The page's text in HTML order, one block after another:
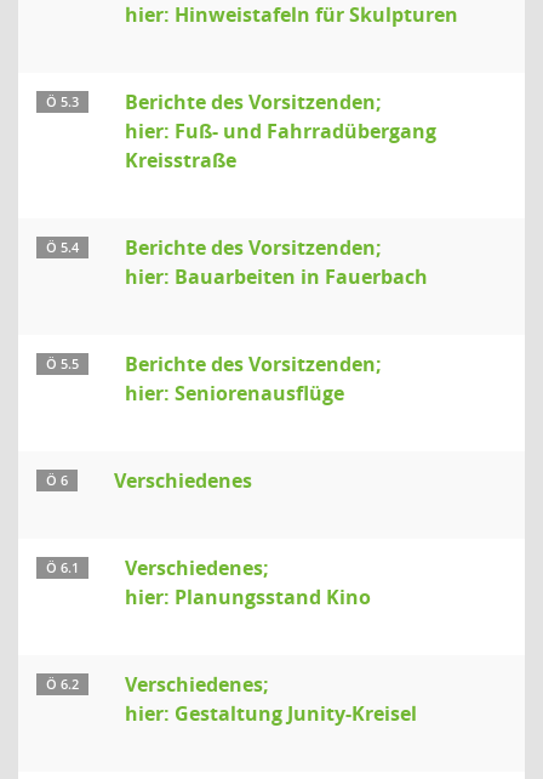
hier: Hinweistafeln für Skulpturen
Ö 5.3
Berichte des Vorsitzenden;
hier: Fuß- und Fahrradübergang
Kreisstraße
Ö 5.4
Berichte des Vorsitzenden;
hier: Bauarbeiten in Fauerbach
Ö 5.5
Berichte des Vorsitzenden;
hier: Seniorenausflüge
Ö 6 Verschiedenes
Ö 6.1
Verschiedenes;
hier: Planungsstand Kino
Ö 6.2
Verschiedenes;
hier: Gestaltung Junity-Kreisel